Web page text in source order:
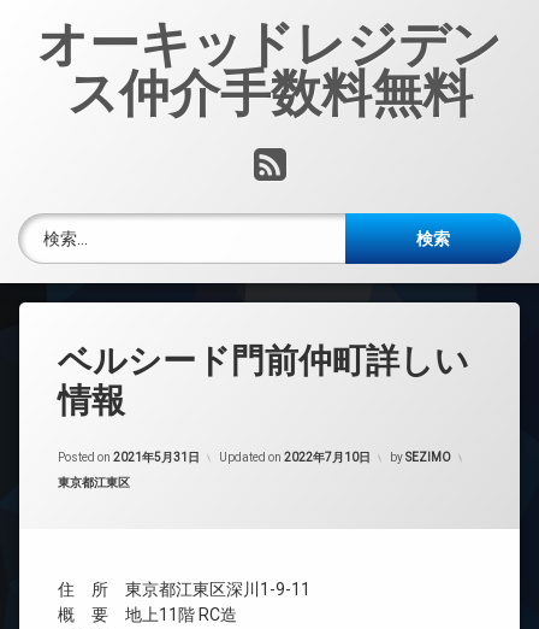
オーキッドレジデン
ス仲介手数料無料
RSS
検索:
ベルシード門前仲町詳しい
情報
Posted on 2021年5月31日 Updated on 2022年7月10日 bySEZIMO
カテゴリー:
東京都江東区
住 所 東京都江東区深川1-9-11
概 要 地上11階 RC造